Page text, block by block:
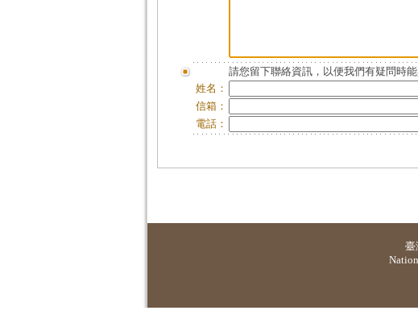
請您留下聯絡資訊，以便我們有疑問時
姓名：
信箱：
電話：
臺